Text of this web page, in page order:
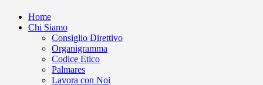
Home
Chi Siamo
Consiglio Direttivo
Organigramma
Codice Etico
Palmares
Lavora con Noi